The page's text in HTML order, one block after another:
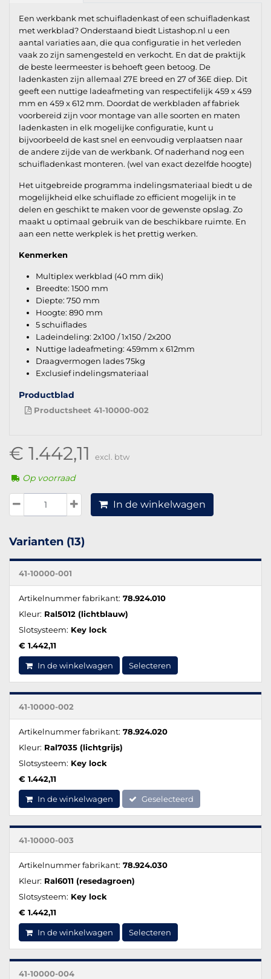
Een werkbank met schuifladenkast of een schuifladenkast
met werkblad? Onderstaand biedt Listashop.nl u een
aantal variaties aan, die qua configuratie in het verleden
vaak zo zijn samengesteld en verkocht. En dat de praktijk
de beste leermeester is behoeft geen betoog. De
ladenkasten zijn allemaal 27E breed en 27 of 36E diep. Dit
geeft een nuttige ladeafmeting van respectifelijk 459 x 459
mm en 459 x 612 mm. Doordat de werkbladen af fabriek
voorbereid zijn voor montage van alle soorten en maten
ladenkasten in elk mogelijke configuratie, kunt u
bijvoorbeeld de kast snel en eenvoudig verplaatsen naar
de andere zijde van de werkbank. Of naderhand nog een
schuifladenkast monteren. (wel van exact dezelfde hoogte)
Het uitgebreide programma indelingsmateriaal biedt u de
mogelijkheid elke schuiflade zo efficient mogelijk in te
delen en geschikt te maken voor de gewenste opslag. Zo
maakt u optimaal gebruik van de beschikbare ruimte. En
aan een nette werkplek is het prettig werken.
Kenmerken
Multiplex werkblad (40 mm dik)
Breedte: 1500 mm
Diepte: 750 mm
Hoogte: 890 mm
5 schuiflades
Ladeindeling: 2x100 / 1x150 / 2x200
Nuttige ladeafmeting: 459mm x 612mm
Draagvermogen lades 75kg
Exclusief indelingsmateriaal
Productblad
Productsheet 41-10000-002
€ 1.442,11 excl. btw
Op voorraad
In de winkelwagen
Varianten (13)
41-10000-001
Artikelnummer fabrikant: 78.924.010
Kleur: Ral5012 (lichtblauw)
Slotsysteem: Key lock
€ 1.442,11
In de winkelwagen Selecteren
41-10000-002
Artikelnummer fabrikant: 78.924.020
Kleur: Ral7035 (lichtgrijs)
Slotsysteem: Key lock
€ 1.442,11
In de winkelwagen Geselecteerd
41-10000-003
Artikelnummer fabrikant: 78.924.030
Kleur: Ral6011 (resedagroen)
Slotsysteem: Key lock
€ 1.442,11
In de winkelwagen Selecteren
41-10000-004